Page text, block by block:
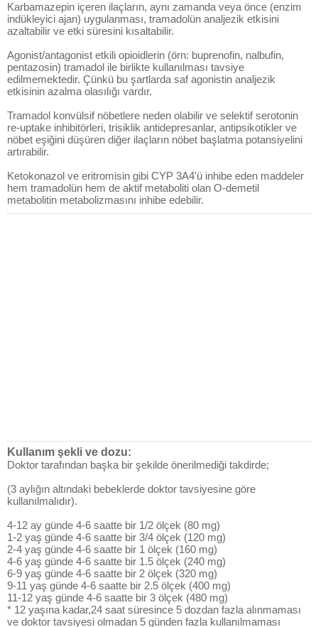
Karbamazepin içeren ilaçların, aynı zamanda veya önce (enzim
indükleyici ajan) uygulanması, tramadolün analjezik etkisini
azaltabilir ve etki süresini kısaltabilir.
Agonist/antagonist etkili opioidlerin (örn: buprenofin, nalbufin,
pentazosin) tramadol ile birlikte kullanılması tavsiye
edilmemektedir. Çünkü bu şartlarda saf agonistin analjezik
etkisinin azalma olasılığı vardır.
Tramadol konvülsif nöbetlere neden olabilir ve selektif serotonin
re-uptake inhibitörleri, trisiklik antidepresanlar, antipsikotikler ve
nöbet eşiğini düşüren diğer ilaçların nöbet başlatma potansiyelini
artırabilir.
Ketokonazol ve eritromisin gibi CYP 3A4'ü inhibe eden maddeler
hem tramadolün hem de aktif metaboliti olan O-demetil
metabolitin metabolizmasını inhibe edebilir.
Kullanım şekli ve dozu:
Doktor tarafından başka bir şekilde önerilmediği takdirde;
(3 aylığın altındaki bebeklerde doktor tavsiyesine göre
kullanılmalıdır).
4-12 ay günde 4-6 saatte bir 1/2 ölçek (80 mg)
1-2 yaş günde 4-6 saatte bir 3/4 ölçek (120 mg)
2-4 yaş günde 4-6 saatte bir 1 ölçek (160 mg)
4-6 yaş günde 4-6 saatte bir 1.5 ölçek (240 mg)
6-9 yaş günde 4-6 saatte bir 2 ölçek (320 mg)
9-11 yaş günde 4-6 saatte bir 2.5 ölçek (400 mg)
11-12 yaş günde 4-6 saatte bir 3 ölçek (480 mg)
* 12 yaşına kadar,24 saat süresince 5 dozdan fazla alınmaması
ve doktor tavsiyesi olmadan 5 günden fazla kullanılmaması